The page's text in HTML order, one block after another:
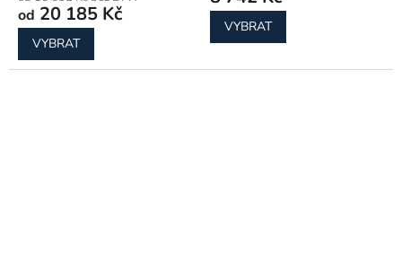
od 20 185 Kč
VYBRAT
VYBRAT